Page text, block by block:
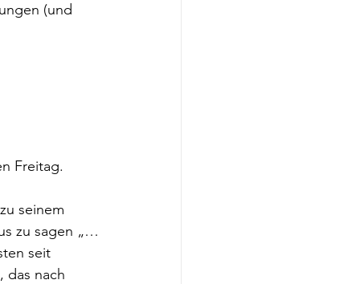
(und
Freitag.
seinem
zu sagen „…
seit
das nach